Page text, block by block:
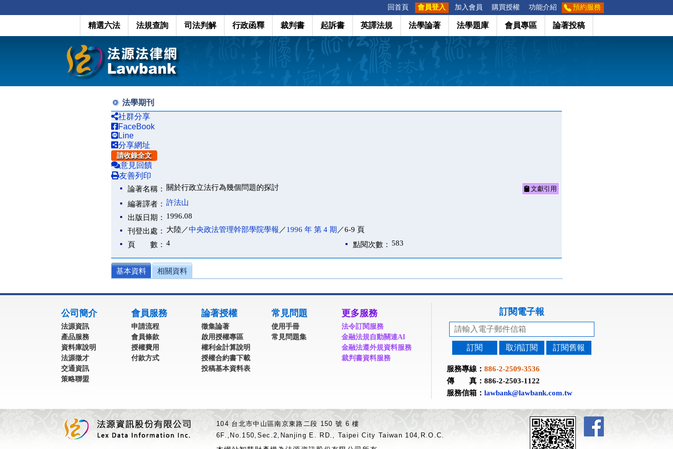
回首頁 會員登入 加入會員 購買授權 功能介紹 預約服務
精選六法 法規查詢 司法判解 行政函釋 裁判書 起訴書 英譯法規 法學論著 法學題庫 會員專區 論著投稿
法學期刊
社群分享
FaceBook
Line
分享網址
請收錄全文
意見回饋
友善列印
論著名稱： 關於行政立法行為幾個問題的探討 文獻引用
編著譯者： 許法山
出版日期： 1996.08
刊登出處： 大陸／中央政法管理幹部學院學報 ／1996 年 第 4 期 ／6-9 頁
頁 數： 4 點閱次數： 583
基本資料 相關資料
公司簡介
法源資訊
產品服務
資料庫說明
法源徵才
交通資訊
策略聯盟
會員服務
申請流程
會員條款
授權費用
付款方式
論著授權
徵集論著
啟用授權專區
權利金計算說明
授權合約書下載
投稿基本資料表
常見問題
使用手冊
常見問題集
更多服務
法令訂閱服務
金融法規自動關連AI
金融法遵外規資料服務
裁判書資料服務
訂閱電子報
訂閱 取消訂閱 訂閱舊報
服務專線： 886-2-2509-3536
傳 真：886-2-2503-1122
服務信箱： lawbank@lawbank.com.tw
104 台北市中山區南京東路二段 150 號 6 樓
6F.,No.150,Sec.2,Nanjing E. RD., Taipei City Taiwan 104,R.O.C.